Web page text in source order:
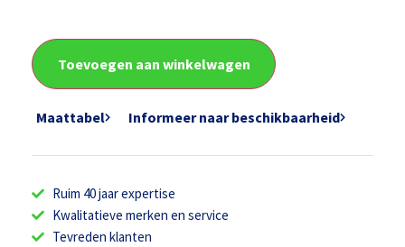
Toevoegen aan winkelwagen
Maattabel Informeer naar beschikbaarheid
Ruim 40 jaar expertise
Kwalitatieve merken en service
Tevreden klanten